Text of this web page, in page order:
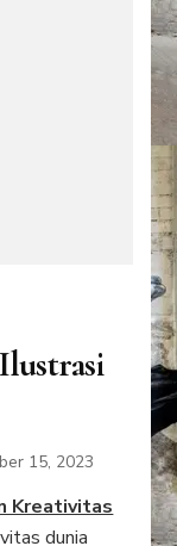
15, 2023
Kreativitas
dunia